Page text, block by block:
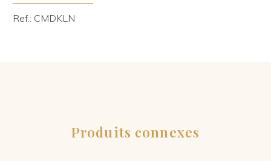
Ref.: CMDKLN
Produits connexes